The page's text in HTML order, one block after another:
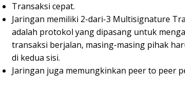
Transaksi cepat.
Jaringan memiliki 2-dari-3 Multisignature
adalah protokol yang dipasang untuk
transaksi berjalan, masing-masing pihak
di kedua sisi.
Jaringan juga memungkinkan peer to peer